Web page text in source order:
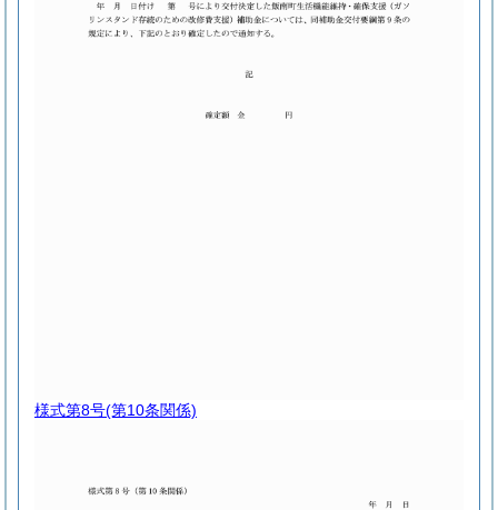
様式第8号(第10条関係)